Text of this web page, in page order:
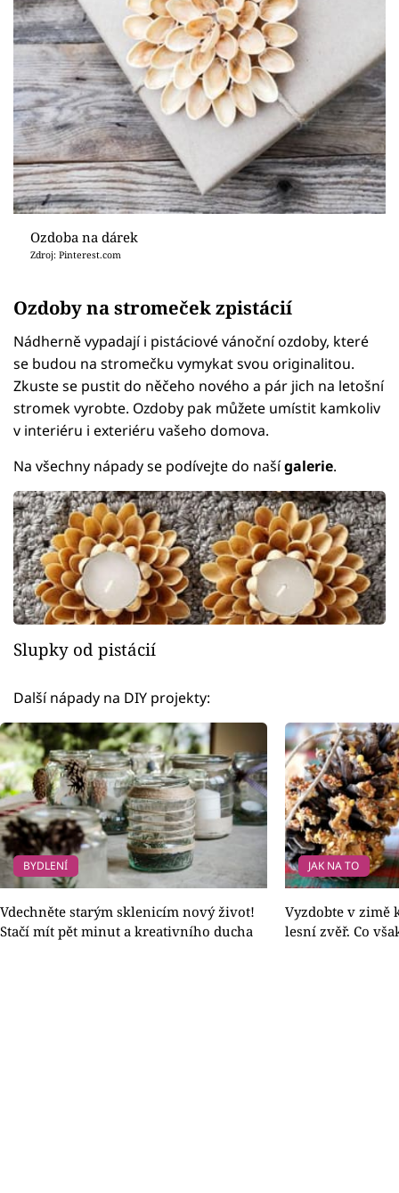
Ozdoba na dárek
Zdroj: Pinterest.com
Ozdoby na stromeček zpistácií
Nádherně vypadají i pistáciové vánoční ozdoby, které
se budou na stromečku vymykat svou originalitou.
Zkuste se pustit do něčeho nového a pár jich na letošní
stromek vyrobte. Ozdoby pak můžete umístit kamkoliv
v interiéru i exteriéru vašeho domova.
Na všechny nápady se podívejte do našígalerie.
Slupky od pistácií
Další nápady na DIY projekty:
BYDLENÍ
Vdechněte starým sklenicím nový život!
Stačí mít pět minut a kreativního ducha
JAK NA TO
Vyzdobte v zimě
lesní zvěř. Co